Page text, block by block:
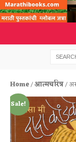
Home/आत्मचरित्र/
Sale!